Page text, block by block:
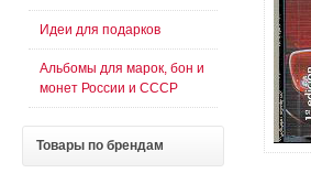
Идеи для подарков
Альбомы для марок, бон и
монет России и СССР
Товары по брендам